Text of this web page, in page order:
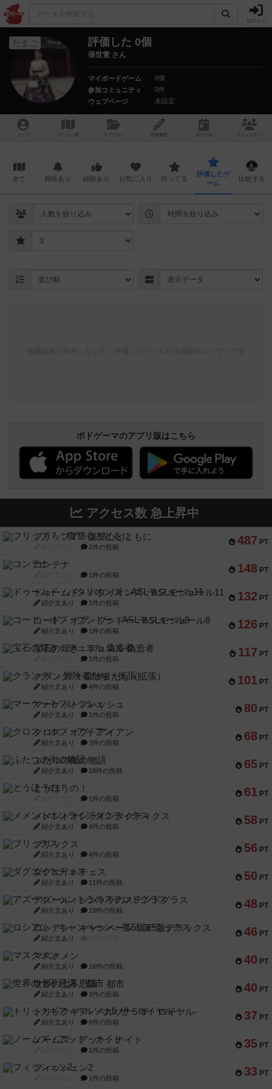
ログイン
たまご 評価した 0個
張世萱 さん
マイボードゲーム
0個
参加コミュニティ
0件
ウェブページ
未設定
トップ ゲーム一覧 マイリスト 投稿履歴 ボ ドゲ コミュニティ
全て 興味あり 経験あり お気に入り 持ってる
評価したゲ
ーム
比較する
ボドゲーマのアプリ版はこちら
アクセス数 急上昇中
487 PT
フリップ７：復讐心とともに
2件の投稿
148 PT
コンテナ
1件の投稿
132 PT
ドゥームド・バタリオンズ：ASLモジュール11
紹介文あり 1件の投稿
126 PT
コード・オブ・ブシドー：ASLモジュール8
紹介文あり 1件の投稿
117 PT
宝石の煌き：デュエル 偽造者
1件の投稿
101 PT
クランク! ：冒険者たち（拡張）
紹介文あり 4件の投稿
80 PT
マーケットフレッシュ
紹介文あり 1件の投稿
68 PT
クロス・オブ・アイアン
紹介文あり 3件の投稿
65 PT
ふたつの街の物語
紹介文あり 18件の投稿
61 PT
とうほうの！
1件の投稿
58 PT
メメントオンラインタクティクス
紹介文あり 4件の投稿
56 PT
ブリックス
紹介文あり 4件の投稿
50 PT
ダグエイトチェス
紹介文あり 11件の投稿
48 PT
アズール：シントラのステンドグラス
紹介文あり 18件の投稿
46 PT
ロシアン・キャンペーン：第5版デラックス
紹介文あり
40 PT
マスクメン
紹介文あり 16件の投稿
40 PT
世界の七不思議：都市
紹介文あり 3件の投稿
37 PT
トリックギア - ペルソナ5 ザ・ロイヤル-
紹介文あり 6件の投稿
35 PT
ノームズ・アット・ナイト
1件の投稿
33 PT
フィッシェン2
1件の投稿